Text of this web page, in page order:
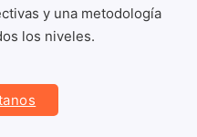
y una metodología
los niveles.